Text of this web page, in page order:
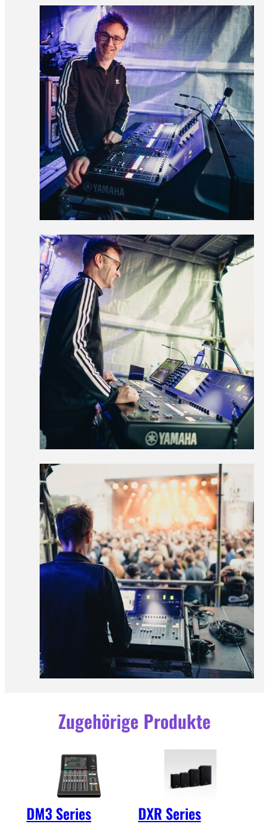
Zugehörige Produkte
DM3 Series DXR Series